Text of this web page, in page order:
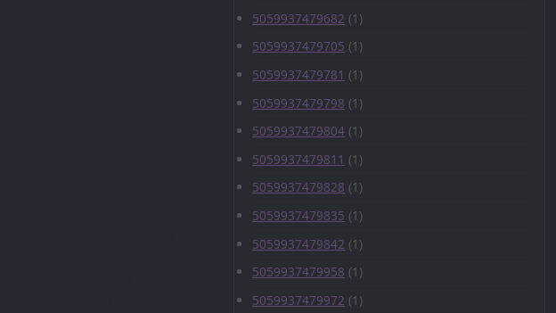
5059937479682 (1)
5059937479705 (1)
5059937479781 (1)
5059937479798 (1)
5059937479804 (1)
5059937479811 (1)
5059937479828 (1)
5059937479835 (1)
5059937479842 (1)
5059937479958 (1)
5059937479972 (1)